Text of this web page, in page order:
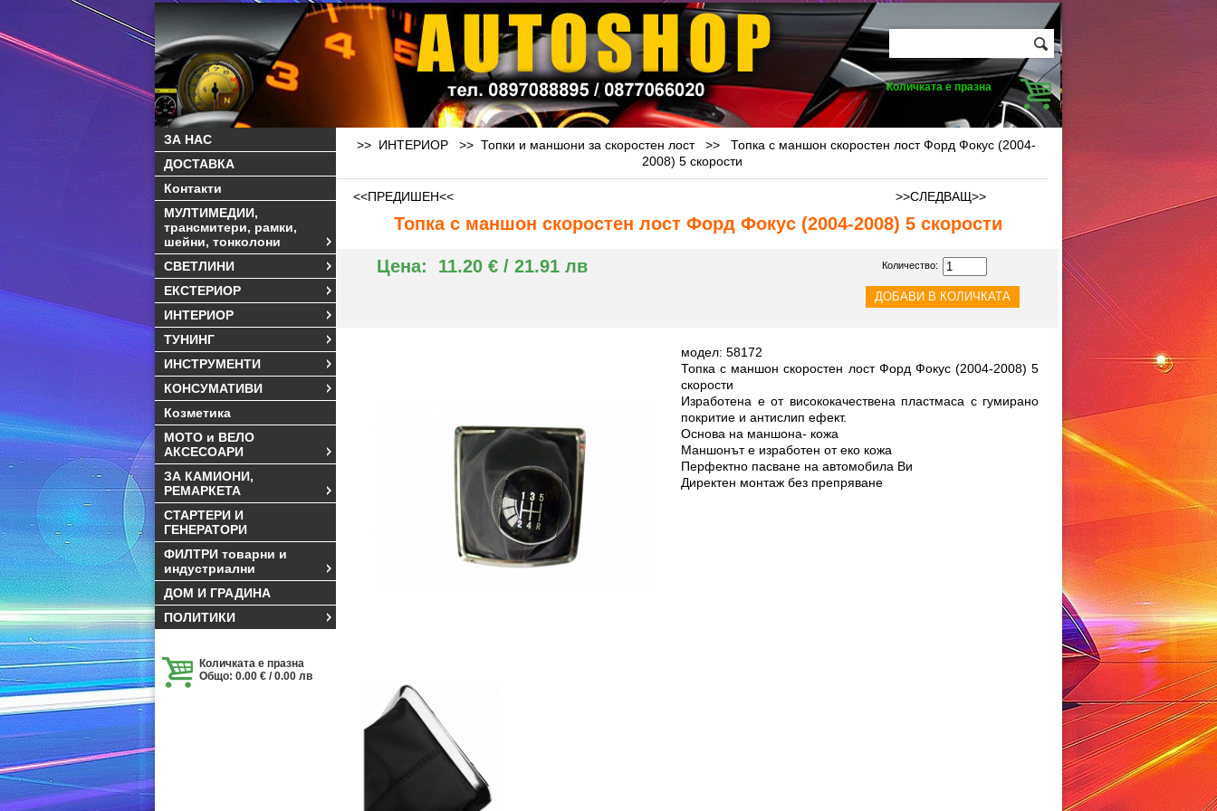
Количката е празна
ЗА НАС
ДОСТАВКА
Контакти
МУЛТИМЕДИИ,
трансмитери, рамки,
шейни, тонколони
СВЕТЛИНИ
ЕКСТЕРИОР
ИНТЕРИОР
ТУНИНГ
ИНСТРУМЕНТИ
КОНСУМАТИВИ
Козметика
МОТО и ВЕЛО
АКСЕСОАРИ
ЗА КАМИОНИ,
РЕМАРКЕТА
СТАРТЕРИ И
ГЕНЕРАТОРИ
ФИЛТРИ товарни и
индустриални
ДОМ И ГРАДИНА
ПОЛИТИКИ
Количката е празна
Общо: 0.00 € / 0.00 лв
>> ИНТЕРИОР >> Топки и маншони за скоростен лост>> Топка с маншон скоростен лост Форд Фокус (2004-
2008) 5 скорости
<<ПРЕДИШЕН<< >>СЛЕДВАЩ>>
Топка с маншон скоростен лост Форд Фокус (2004-2008) 5 скорости
Цена: 11.20 € / 21.91 лв Количество:
модел: 58172
Топка с маншон скоростен лост Форд Фокус (2004-2008) 5
скорости
Изработена е от висококачествена пластмаса с гумирано
покритие и антислип ефект.
Основа на маншона- кожа
Маншонът е изработен от еко кожа
Перфектно пасване на автомобила Ви
Директен монтаж без препряване